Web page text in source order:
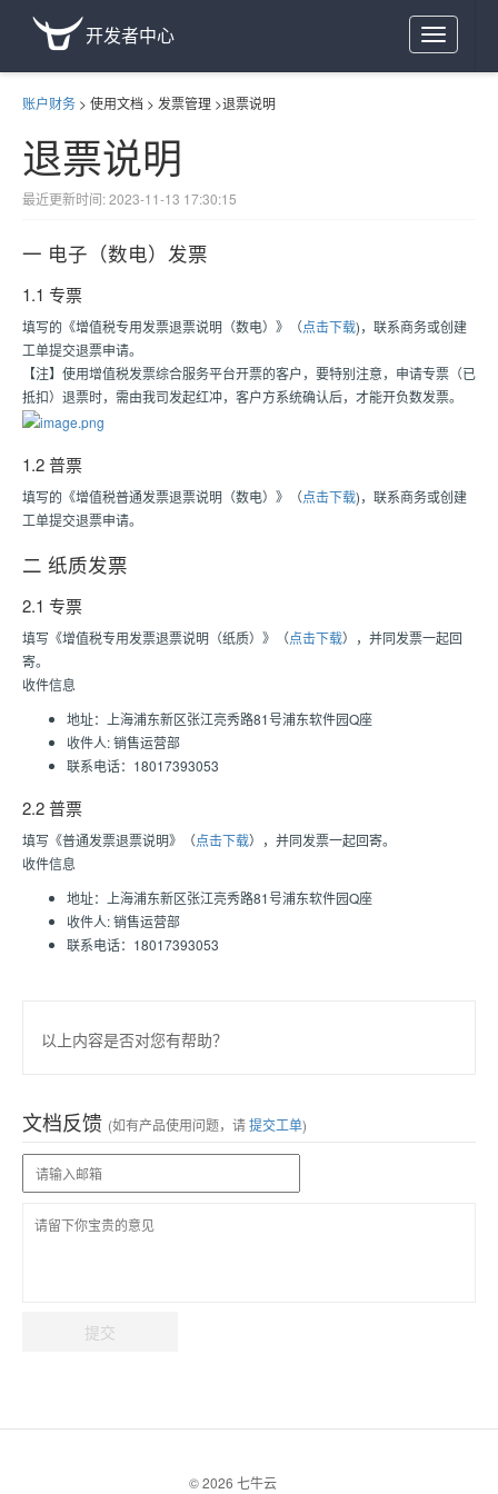
Toggle
navigation
开发者中心
账户财务 > 使用文档 > 发票管理 >退票说明
退票说明
最近更新时间: 2023-11-13 17:30:15
一 电子（数电）发票
1.1 专票
填写的《增值税专用发票退票说明（数电）》（点击下载)，联系商务或创建
工单提交退票申请。
【注】使用增值税发票综合服务平台开票的客户，要特别注意，申请专票（已
抵扣）退票时，需由我司发起红冲，客户方系统确认后，才能开负数发票。
1.2 普票
填写的《增值税普通发票退票说明（数电）》（点击下载)，联系商务或创建
工单提交退票申请。
二 纸质发票
2.1 专票
填写《增值税专用发票退票说明（纸质）》（点击下载），并同发票一起回
寄。
收件信息
地址：上海浦东新区张江亮秀路81号浦东软件园Q座
收件人: 销售运营部
联系电话：18017393053
2.2 普票
填写《普通发票退票说明》（点击下载），并同发票一起回寄。
收件信息
地址：上海浦东新区张江亮秀路81号浦东软件园Q座
收件人: 销售运营部
联系电话：18017393053
以上内容是否对您有帮助？
文档反馈 (如有产品使用问题，请提交工单)
提交
© 2026 七牛云